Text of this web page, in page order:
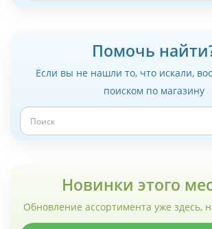
Помочь
Если вы не нашли то, что искали,
поиском по магазину
Новинки этого
Обновление ассортимента уже здесь,